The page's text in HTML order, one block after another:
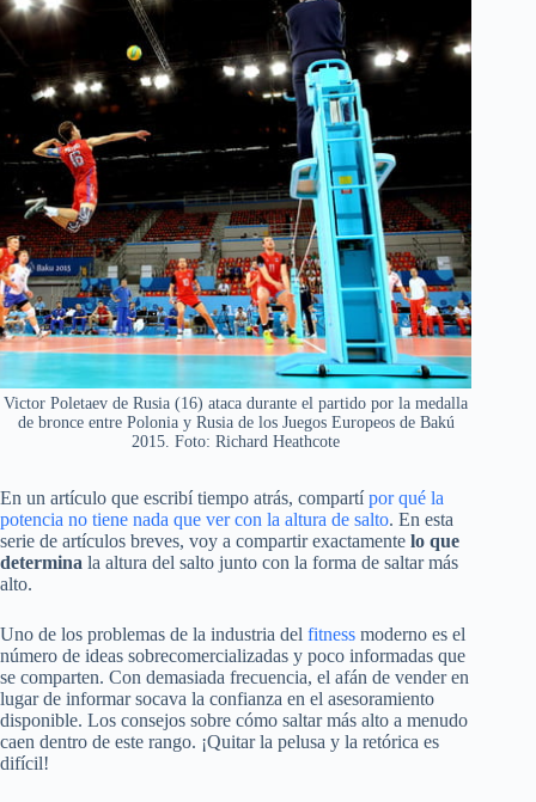
Victor Poletaev de Rusia (16) ataca durante el partido por la medalla
de bronce entre Polonia y Rusia de los Juegos Europeos de Bakú
2015. Foto: Richard Heathcote
En un artículo que escribí tiempo atrás, compartípor qué la
potencia no tiene nada que ver con la altura de salto. En esta
serie de artículos breves, voy a compartir exactamente lo que
determina la altura del salto junto con la forma de saltar más
alto.
Uno de los problemas de la industria del fitness moderno es el
número de ideas sobrecomercializadas y poco informadas que
se comparten. Con demasiada frecuencia, el afán de vender en
lugar de informar socava la confianza en el asesoramiento
disponible. Los consejos sobre cómo saltar más alto a menudo
caen dentro de este rango. ¡Quitar la pelusa y la retórica es
difícil!